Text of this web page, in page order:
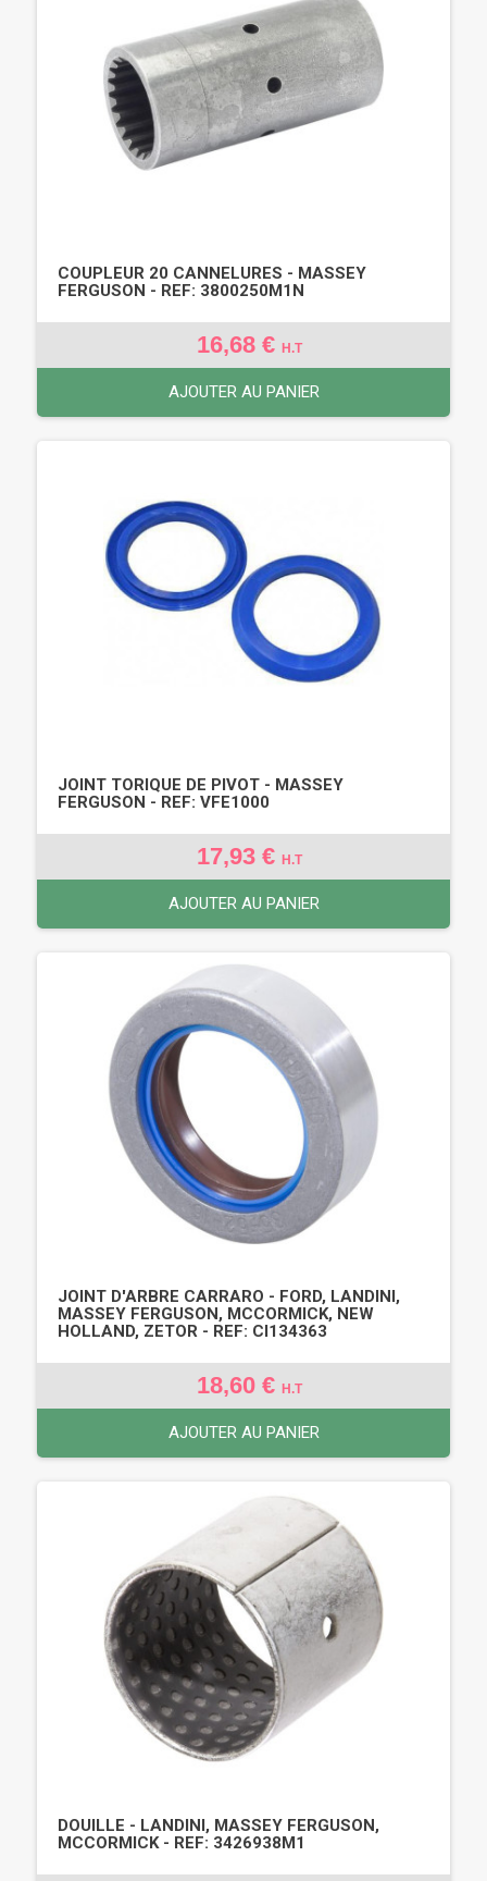
COUPLEUR 20 CANNELURES - MASSEY
FERGUSON - REF: 3800250M1N
16,68 € H.T
AJOUTER AU PANIER
JOINT TORIQUE DE PIVOT - MASSEY
FERGUSON - REF: VFE1000
17,93 € H.T
AJOUTER AU PANIER
JOINT D'ARBRE CARRARO - FORD, LANDINI,
MASSEY FERGUSON, MCCORMICK, NEW
HOLLAND, ZETOR - REF: CI134363
18,60 € H.T
AJOUTER AU PANIER
DOUILLE - LANDINI, MASSEY FERGUSON,
MCCORMICK - REF: 3426938M1